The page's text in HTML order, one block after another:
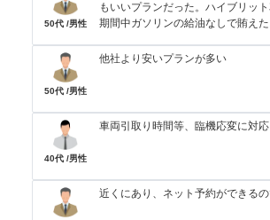
50代 /男性
もいいプランだった。ハイブリッ
期間中ガソリンの給油なしで賄えた
50代 /男性
他社より安いプランが多い
40代 /男性
車両引取り時間等、臨機応変に対応
近くにあり、ネット予約ができるの